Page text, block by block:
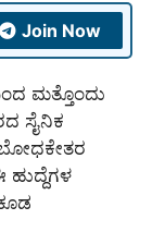
Join Now
ಮತ್ತೊಂದು
ಸೈನಿಕ